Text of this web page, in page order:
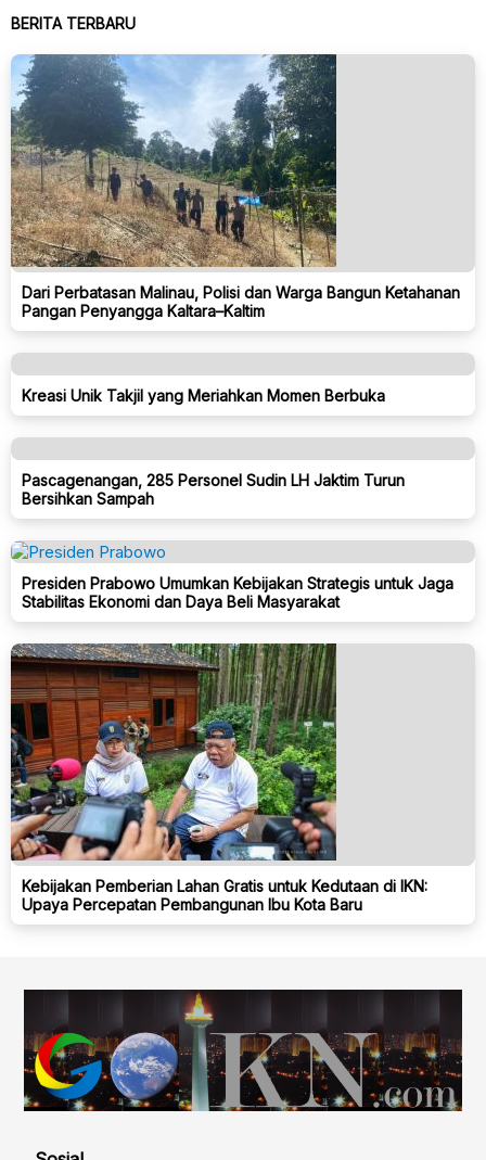
BERITA TERBARU
Dari Perbatasan Malinau, Polisi dan Warga Bangun Ketahanan
Pangan Penyangga Kaltara–Kaltim
Kreasi Unik Takjil yang Meriahkan Momen Berbuka
Pascagenangan, 285 Personel Sudin LH Jaktim Turun
Bersihkan Sampah
Presiden Prabowo Umumkan Kebijakan Strategis untuk Jaga
Stabilitas Ekonomi dan Daya Beli Masyarakat
Kebijakan Pemberian Lahan Gratis untuk Kedutaan di IKN:
Upaya Percepatan Pembangunan Ibu Kota Baru